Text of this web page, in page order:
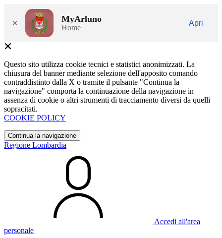
× MyArluno
Home
Apri
Questo sito utilizza cookie tecnici e statistici anonimizzati. La
chiusura del banner mediante selezione dell'apposito comando
contraddistinto dalla X o tramite il pulsante "Continua la
navigazione" comporta la continuazione della navigazione in
assenza di cookie o altri strumenti di tracciamento diversi da quelli
sopracitati.
COOKIE POLICY
Continua la navigazione
Regione Lombardia
Accedi all'area
personale